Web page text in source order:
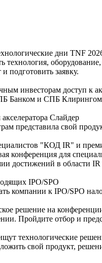
дни TNF
технология,
подготовить заявку.
инвесторам доступ к
Банком и СПБ Клирингом
Слайдер
представила свой
"КОД IR" и
конференция для
достижений в области
IPO/SPO
компании к IPO/SPO
решение на
Пройдите отбор и
технологические
свой продукт,